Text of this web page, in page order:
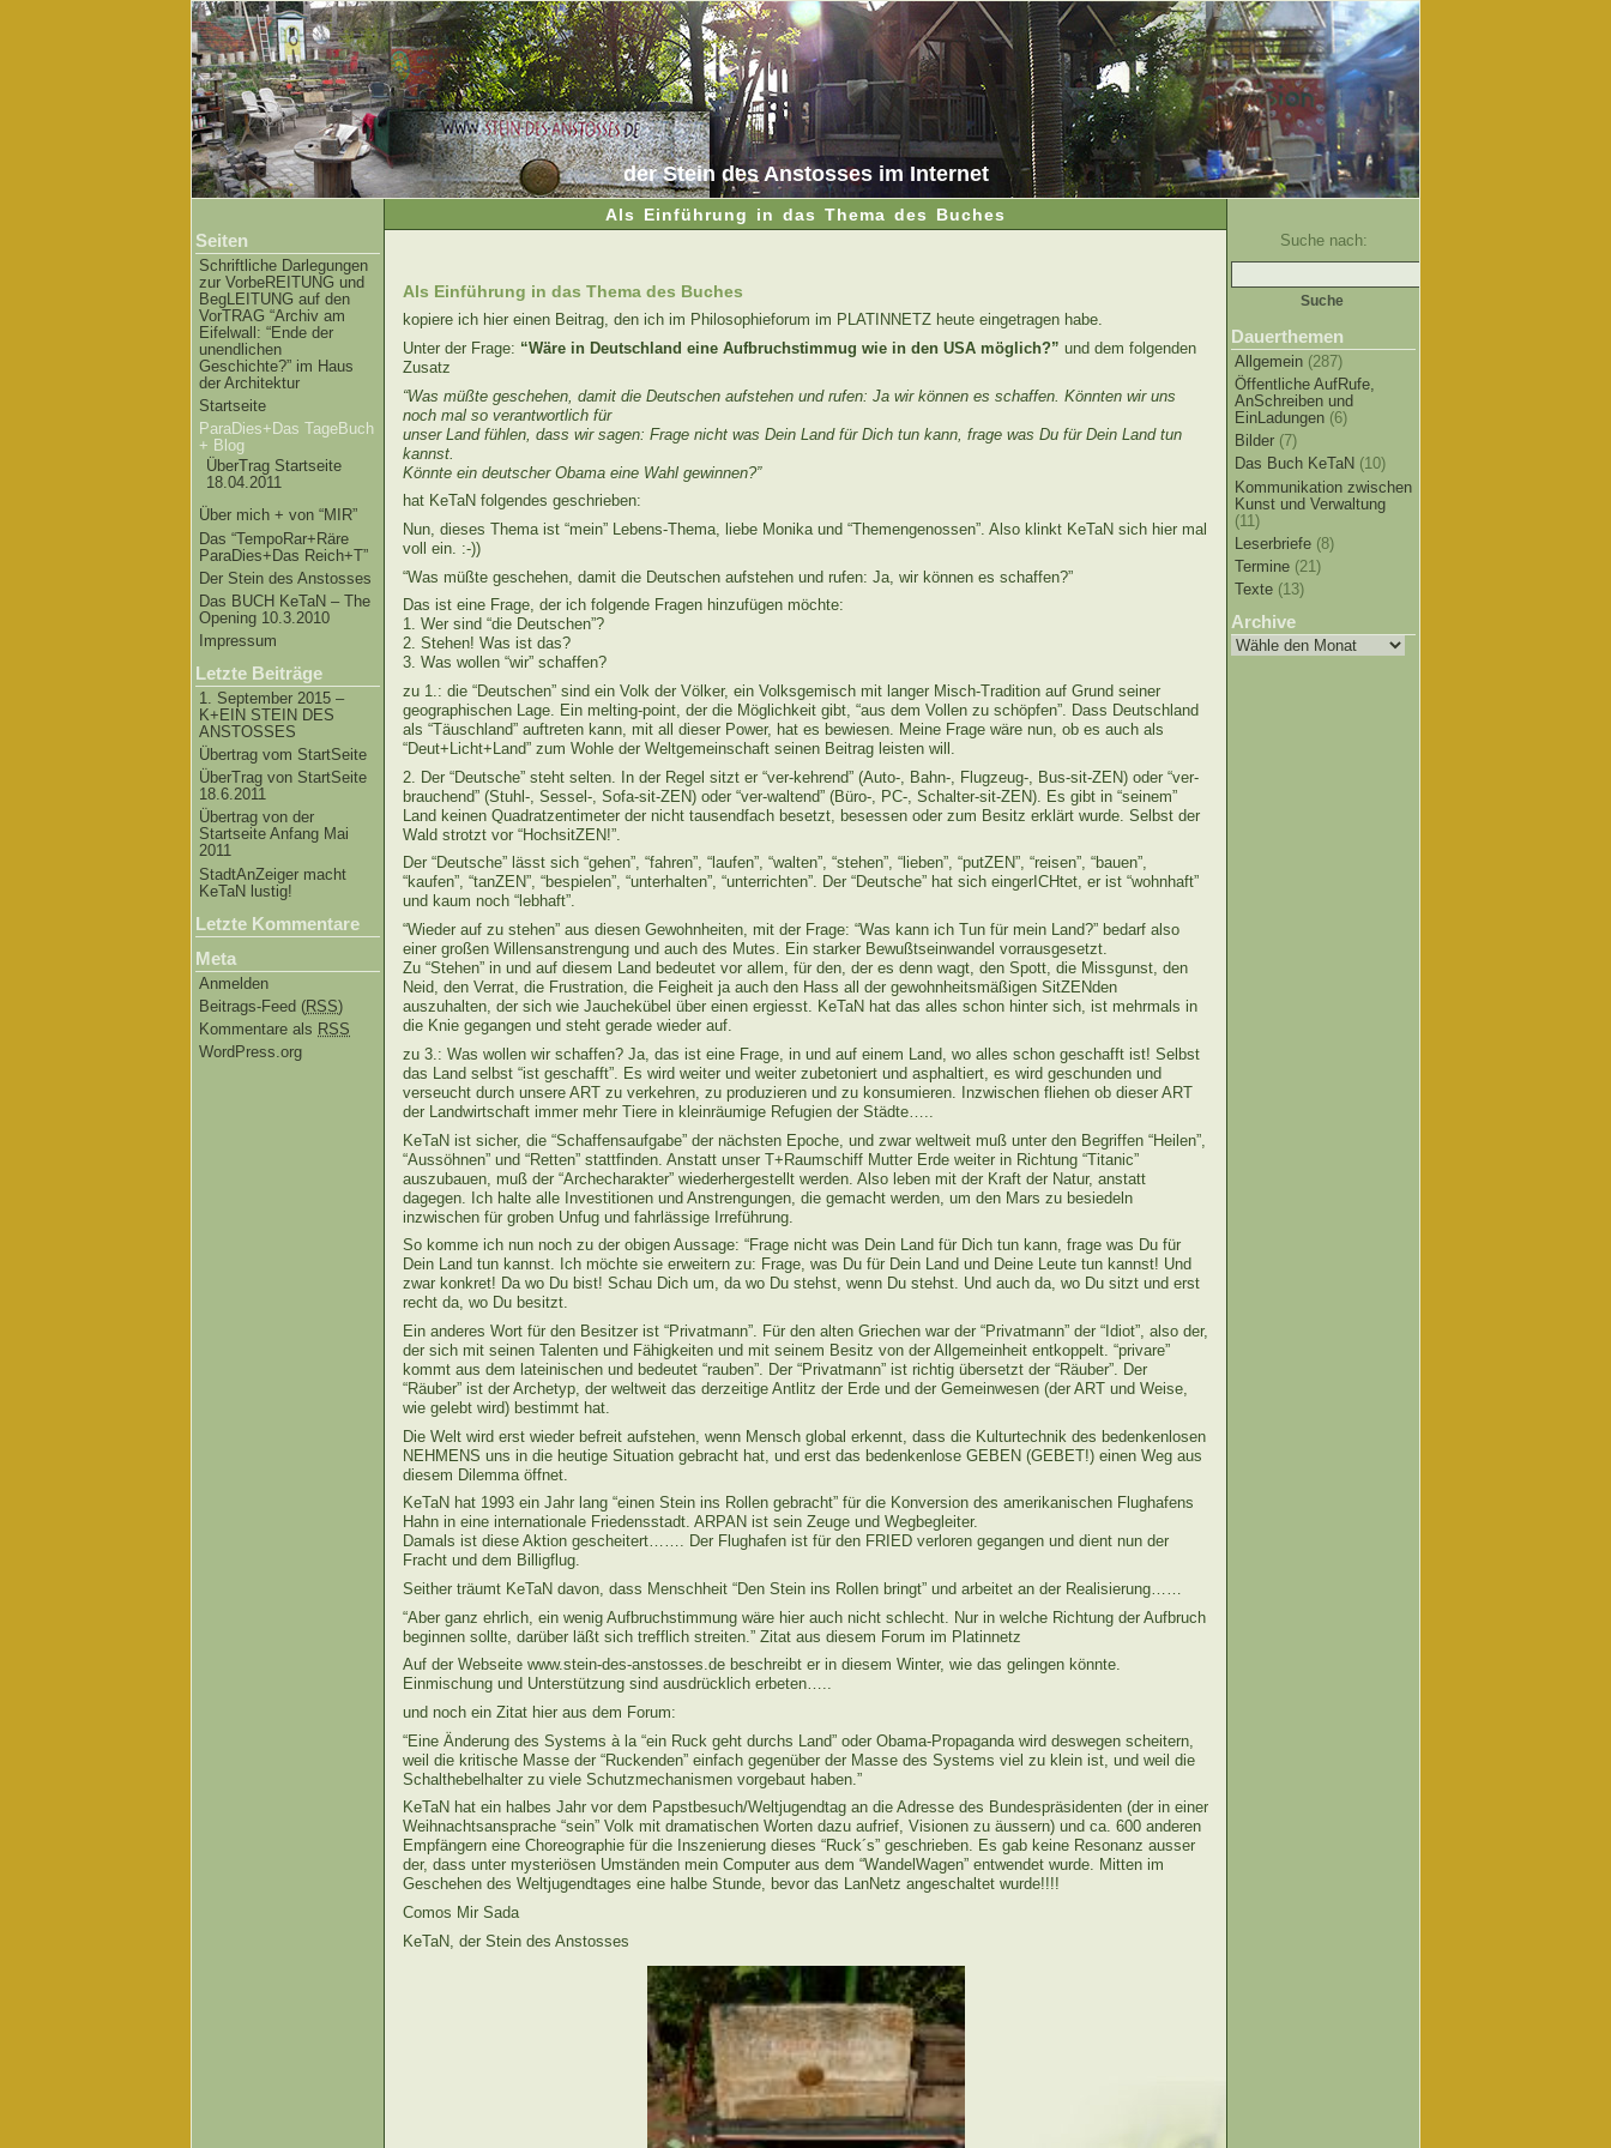
der Stein des Anstosses im Internet
Als Einführung in das Thema des Buches
Seiten
Schriftliche Darlegungen
zur VorbeREITUNG und
BegLEITUNG auf den
VorTRAG “Archiv am
Eifelwall: “Ende der
unendlichen
Geschichte?” im Haus
der Architektur
Startseite
ParaDies+Das TageBuch
+ Blog
ÜberTrag Startseite
18.04.2011
Über mich + von “MIR”
Das “TempoRar+Räre
ParaDies+Das Reich+T”
Der Stein des Anstosses
Das BUCH KeTaN – The
Opening 10.3.2010
Impressum
Letzte Beiträge
1. September 2015 –
K+EIN STEIN DES
ANSTOSSES
Übertrag vom StartSeite
ÜberTrag von StartSeite
18.6.2011
Übertrag von der
Startseite Anfang Mai
2011
StadtAnZeiger macht
KeTaN lustig!
Letzte Kommentare
Meta
Anmelden
Beitrags-Feed (RSS)
Kommentare als RSS
WordPress.org
Suche nach:
Dauerthemen
Allgemein (287)
Öffentliche AufRufe,
AnSchreiben und
EinLadungen (6)
Bilder (7)
Das Buch KeTaN (10)
Kommunikation zwischen
Kunst und Verwaltung
(11)
Leserbriefe (8)
Termine (21)
Texte (13)
Archive
Als Einführung in das Thema des Buches
kopiere ich hier einen Beitrag, den ich im Philosophieforum im PLATINNETZ heute eingetragen habe.
Unter der Frage: “Wäre in Deutschland eine Aufbruchstimmug wie in den USA möglich?” und dem folgenden
Zusatz
“Was müßte geschehen, damit die Deutschen aufstehen und rufen: Ja wir können es schaffen. Könnten wir uns
noch mal so verantwortlich für
unser Land fühlen, dass wir sagen: Frage nicht was Dein Land für Dich tun kann, frage was Du für Dein Land tun
kannst.
Könnte ein deutscher Obama eine Wahl gewinnen?”
hat KeTaN folgendes geschrieben:
Nun, dieses Thema ist “mein” Lebens-Thema, liebe Monika und “Themengenossen”. Also klinkt KeTaN sich hier mal
voll ein. :-))
“Was müßte geschehen, damit die Deutschen aufstehen und rufen: Ja, wir können es schaffen?”
Das ist eine Frage, der ich folgende Fragen hinzufügen möchte:
1. Wer sind “die Deutschen”?
2. Stehen! Was ist das?
3. Was wollen “wir” schaffen?
zu 1.: die “Deutschen” sind ein Volk der Völker, ein Volksgemisch mit langer Misch-Tradition auf Grund seiner
geographischen Lage. Ein melting-point, der die Möglichkeit gibt, “aus dem Vollen zu schöpfen”. Dass Deutschland
als “Täuschland” auftreten kann, mit all dieser Power, hat es bewiesen. Meine Frage wäre nun, ob es auch als
“Deut+Licht+Land” zum Wohle der Weltgemeinschaft seinen Beitrag leisten will.
2. Der “Deutsche” steht selten. In der Regel sitzt er “ver-kehrend” (Auto-, Bahn-, Flugzeug-, Bus-sit-ZEN) oder “ver-
brauchend” (Stuhl-, Sessel-, Sofa-sit-ZEN) oder “ver-waltend” (Büro-, PC-, Schalter-sit-ZEN). Es gibt in “seinem”
Land keinen Quadratzentimeter der nicht tausendfach besetzt, besessen oder zum Besitz erklärt wurde. Selbst der
Wald strotzt vor “HochsitZEN!”.
Der “Deutsche” lässt sich “gehen”, “fahren”, “laufen”, “walten”, “stehen”, “lieben”, “putZEN”, “reisen”, “bauen”,
“kaufen”, “tanZEN”, “bespielen”, “unterhalten”, “unterrichten”. Der “Deutsche” hat sich eingerICHtet, er ist “wohnhaft”
und kaum noch “lebhaft”.
“Wieder auf zu stehen” aus diesen Gewohnheiten, mit der Frage: “Was kann ich Tun für mein Land?” bedarf also
einer großen Willensanstrengung und auch des Mutes. Ein starker Bewußtseinwandel vorrausgesetzt.
Zu “Stehen” in und auf diesem Land bedeutet vor allem, für den, der es denn wagt, den Spott, die Missgunst, den
Neid, den Verrat, die Frustration, die Feigheit ja auch den Hass all der gewohnheitsmäßigen SitZENden
auszuhalten, der sich wie Jauchekübel über einen ergiesst. KeTaN hat das alles schon hinter sich, ist mehrmals in
die Knie gegangen und steht gerade wieder auf.
zu 3.: Was wollen wir schaffen? Ja, das ist eine Frage, in und auf einem Land, wo alles schon geschafft ist! Selbst
das Land selbst “ist geschafft”. Es wird weiter und weiter zubetoniert und asphaltiert, es wird geschunden und
verseucht durch unsere ART zu verkehren, zu produzieren und zu konsumieren. Inzwischen fliehen ob dieser ART
der Landwirtschaft immer mehr Tiere in kleinräumige Refugien der Städte…..
KeTaN ist sicher, die “Schaffensaufgabe” der nächsten Epoche, und zwar weltweit muß unter den Begriffen “Heilen”,
“Aussöhnen” und “Retten” stattfinden. Anstatt unser T+Raumschiff Mutter Erde weiter in Richtung “Titanic”
auszubauen, muß der “Archecharakter” wiederhergestellt werden. Also leben mit der Kraft der Natur, anstatt
dagegen. Ich halte alle Investitionen und Anstrengungen, die gemacht werden, um den Mars zu besiedeln
inzwischen für groben Unfug und fahrlässige Irreführung.
So komme ich nun noch zu der obigen Aussage: “Frage nicht was Dein Land für Dich tun kann, frage was Du für
Dein Land tun kannst. Ich möchte sie erweitern zu: Frage, was Du für Dein Land und Deine Leute tun kannst! Und
zwar konkret! Da wo Du bist! Schau Dich um, da wo Du stehst, wenn Du stehst. Und auch da, wo Du sitzt und erst
recht da, wo Du besitzt.
Ein anderes Wort für den Besitzer ist “Privatmann”. Für den alten Griechen war der “Privatmann” der “Idiot”, also der,
der sich mit seinen Talenten und Fähigkeiten und mit seinem Besitz von der Allgemeinheit entkoppelt. “privare”
kommt aus dem lateinischen und bedeutet “rauben”. Der “Privatmann” ist richtig übersetzt der “Räuber”. Der
“Räuber” ist der Archetyp, der weltweit das derzeitige Antlitz der Erde und der Gemeinwesen (der ART und Weise,
wie gelebt wird) bestimmt hat.
Die Welt wird erst wieder befreit aufstehen, wenn Mensch global erkennt, dass die Kulturtechnik des bedenkenlosen
NEHMENS uns in die heutige Situation gebracht hat, und erst das bedenkenlose GEBEN (GEBET!) einen Weg aus
diesem Dilemma öffnet.
KeTaN hat 1993 ein Jahr lang “einen Stein ins Rollen gebracht” für die Konversion des amerikanischen Flughafens
Hahn in eine internationale Friedensstadt. ARPAN ist sein Zeuge und Wegbegleiter.
Damals ist diese Aktion gescheitert……. Der Flughafen ist für den FRIED verloren gegangen und dient nun der
Fracht und dem Billigflug.
Seither träumt KeTaN davon, dass Menschheit “Den Stein ins Rollen bringt” und arbeitet an der Realisierung……
“Aber ganz ehrlich, ein wenig Aufbruchstimmung wäre hier auch nicht schlecht. Nur in welche Richtung der Aufbruch
beginnen sollte, darüber läßt sich trefflich streiten.” Zitat aus diesem Forum im Platinnetz
Auf der Webseite www.stein-des-anstosses.de beschreibt er in diesem Winter, wie das gelingen könnte.
Einmischung und Unterstützung sind ausdrücklich erbeten…..
und noch ein Zitat hier aus dem Forum:
“Eine Änderung des Systems à la “ein Ruck geht durchs Land” oder Obama-Propaganda wird deswegen scheitern,
weil die kritische Masse der “Ruckenden” einfach gegenüber der Masse des Systems viel zu klein ist, und weil die
Schalthebelhalter zu viele Schutzmechanismen vorgebaut haben.”
KeTaN hat ein halbes Jahr vor dem Papstbesuch/Weltjugendtag an die Adresse des Bundespräsidenten (der in einer
Weihnachtsansprache “sein” Volk mit dramatischen Worten dazu aufrief, Visionen zu äussern) und ca. 600 anderen
Empfängern eine Choreographie für die Inszenierung dieses “Ruck´s” geschrieben. Es gab keine Resonanz ausser
der, dass unter mysteriösen Umständen mein Computer aus dem “WandelWagen” entwendet wurde. Mitten im
Geschehen des Weltjugendtages eine halbe Stunde, bevor das LanNetz angeschaltet wurde!!!!
Comos Mir Sada
KeTaN, der Stein des Anstosses